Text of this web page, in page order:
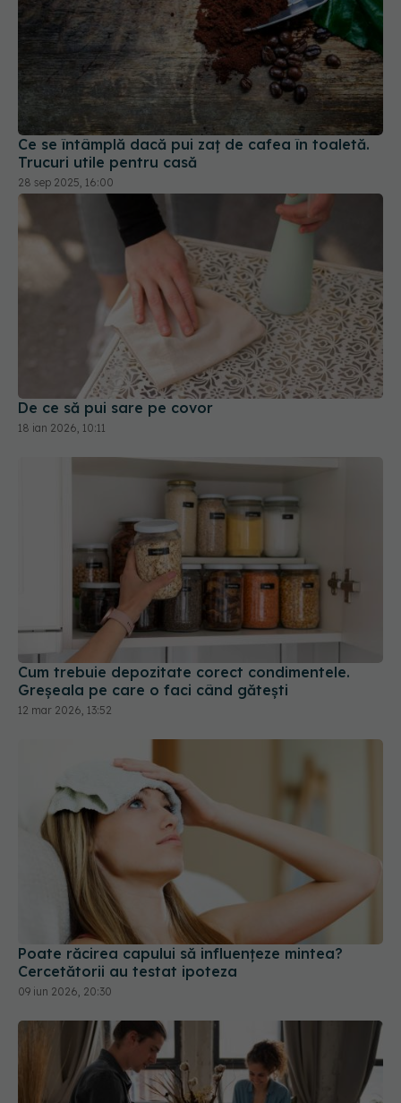
Ce se întâmplă dacă pui zaț de cafea în toaletă.
Trucuri utile pentru casă
28 sep 2025, 16:00
De ce să pui sare pe covor
18 ian 2026, 10:11
Cum trebuie depozitate corect condimentele.
Greșeala pe care o faci când gătești
12 mar 2026, 13:52
Poate răcirea capului să influențeze mintea?
Cercetătorii au testat ipoteza
09 iun 2026, 20:30